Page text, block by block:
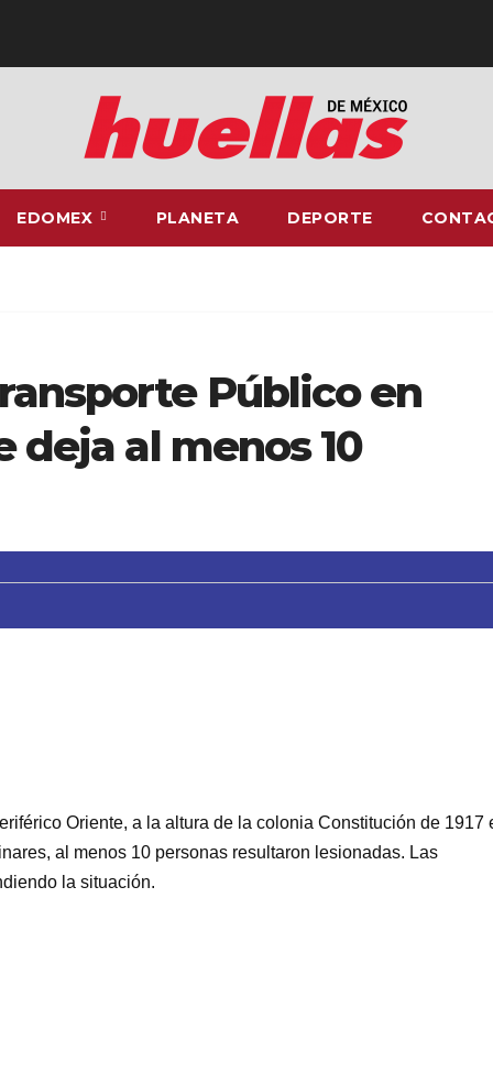
EDOMEX PLANETA DEPORTE
Público en
al menos 10
Oriente, a la altura de la colonia Constitución de 1917
al menos 10 personas resultaron lesionadas. Las
la situación.